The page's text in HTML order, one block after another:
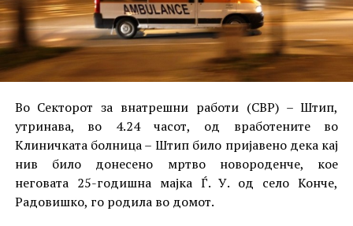
Во Секторот за внатрешни работи (СВР) – Штип,
утринава, во 4.24 часот, од вработените во
Клиничката болница – Штип било пријавено дека кај
нив било донесено мртво новороденче, кое
неговата 25-годишна мајка Ѓ. У. од село Конче,
Радовишко, го родила во домот.